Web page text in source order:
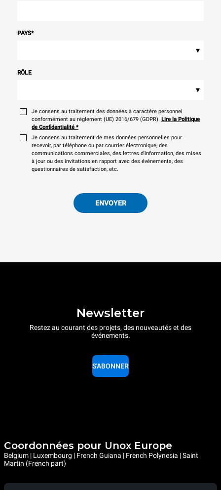
PAYS*
▾
RÔLE
▾
Je consens au traitement des données à caractère personnel
conformément au règlement (UE) 2016/679 (GDPR). Lire la Politique
de Confidentialité *
Je consens au traitement de mes données personnelles pour
recevoir, par téléphone ou par courrier électronique, des
communications commerciales, des lettres d'information, des mises
à jour ou des invitations en rapport avec des événements, des
questionnaires de satisfaction, etc.
ENVOYER
Newsletter
Restez au courant des projets, des nouveautés et des
événements.
S'ABONNER
Coordonnées pour Unox Europe
Belgium | Luxembourg | French Guiana | French Polynesia | Saint
Martin (French part)